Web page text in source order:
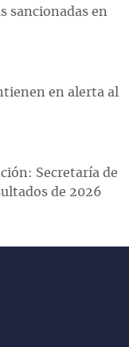
sancionadas en
en alerta al
Secretaría de
de 2026